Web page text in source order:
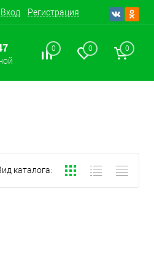
Вход Регистрация
0 0 0
каталога: